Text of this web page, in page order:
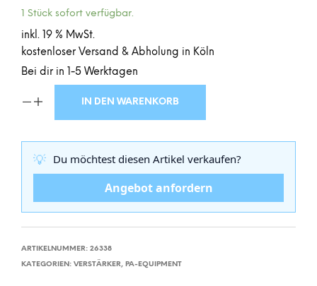
1 Stück sofort verfügbar.
inkl. 19 % MwSt.
kostenloser Versand & Abholung in Köln
Bei dir in 1-5 Werktagen
IN DEN WARENKORB
💡 Du möchtest diesen Artikel verkaufen?
Angebot anfordern
ARTIKELNUMMER: 26338
KATEGORIEN: VERSTÄRKER, PA-EQUIPMENT